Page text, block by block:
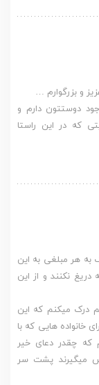
و بزرگوارم …
دوستتون دارم و
که در این راستا
به هر مبلغی به این
نکنند و از این
درک میکنم که این
خانواده هایی که با
که چقدر دعای خیر
میگیرند پشت سر